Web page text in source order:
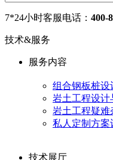
7*24小时客服电话： 400-
技术&服务
服务内容
组合钢板桩设
岩土工程设计
岩土工程疑难
私人定制方案
技术展厅